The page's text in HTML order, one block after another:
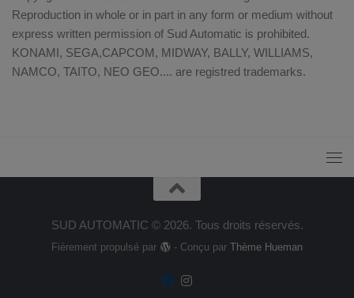
Reproduction in whole or in part in any form or medium without
express written permission of Sud Automatic is prohibited.
KONAMI, SEGA,CAPCOM, MIDWAY, BALLY, WILLIAMS,
NAMCO, TAITO, NEO GEO.... are registred trademarks.
SUD AUTOMATIC © 2026. Tous droits réservés.
Fièrement propulsé par - Conçu par Thème Hueman